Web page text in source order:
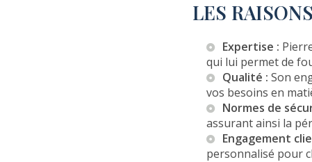
LES
Expertise :
qui lui permet de
Qualité : Son
vos besoins en
Normes de
assurant ainsi la
Engagement
personnalisé pour